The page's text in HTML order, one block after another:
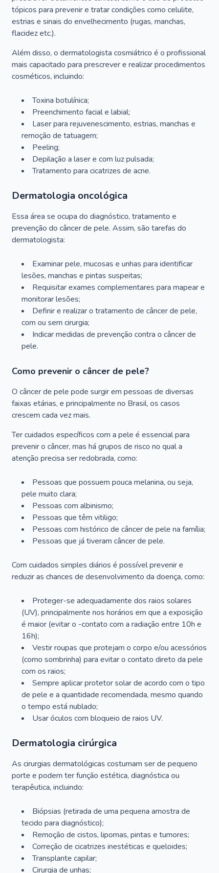
tópicos para prevenir e tratar condições como celulite,
estrias e sinais do envelhecimento (rugas, manchas,
flacidez etc.).
Além disso, o dermatologista cosmiátrico é o profissional
mais capacitado para prescrever e realizar procedimentos
cosméticos, incluindo:
Toxina botulínica;
Preenchimento facial e labial;
Laser para rejuvenescimento, estrias, manchas e
remoção de tatuagem;
Peeling;
Depilação a laser e com luz pulsada;
Tratamento para cicatrizes de acne.
Dermatologia oncológica
Essa área se ocupa do diagnóstico, tratamento e
prevenção do câncer de pele. Assim, são tarefas do
dermatologista:
Examinar pele, mucosas e unhas para identificar
lesões, manchas e pintas suspeitas;
Requisitar exames complementares para mapear e
monitorar lesões;
Definir e realizar o tratamento de câncer de pele,
com ou sem cirurgia;
Indicar medidas de prevenção contra o câncer de
pele.
Como prevenir o câncer de pele?
O câncer de pele pode surgir em pessoas de diversas
faixas etárias, e principalmente no Brasil, os casos
crescem cada vez mais.
Ter cuidados específicos com a pele é essencial para
prevenir o câncer, mas há grupos de risco no qual a
atenção precisa ser redobrada, como:
Pessoas que possuem pouca melanina, ou seja,
pele muito clara;
Pessoas com albinismo;
Pessoas que têm vitiligo;
Pessoas com histórico de câncer de pele na família;
Pessoas que já tiveram câncer de pele.
Com cuidados simples diários é possível prevenir e
reduzir as chances de desenvolvimento da doença, como:
Proteger-se adequadamente dos raios solares
(UV), principalmente nos horários em que a exposição
é maior (evitar o -contato com a radiação entre 10h e
16h);
Vestir roupas que protejam o corpo e/ou acessórios
(como sombrinha) para evitar o contato direto da pele
com os raios;
Sempre aplicar protetor solar de acordo com o tipo
de pele e a quantidade recomendada, mesmo quando
o tempo está nublado;
Usar óculos com bloqueio de raios UV.
Dermatologia cirúrgica
As cirurgias dermatológicas costumam ser de pequeno
porte e podem ter função estética, diagnóstica ou
terapêutica, incluindo:
Biópsias (retirada de uma pequena amostra de
tecido para diagnóstico);
Remoção de cistos, lipomas, pintas e tumores;
Correção de cicatrizes inestéticas e queloides;
Transplante capilar;
Cirurgia de unhas;